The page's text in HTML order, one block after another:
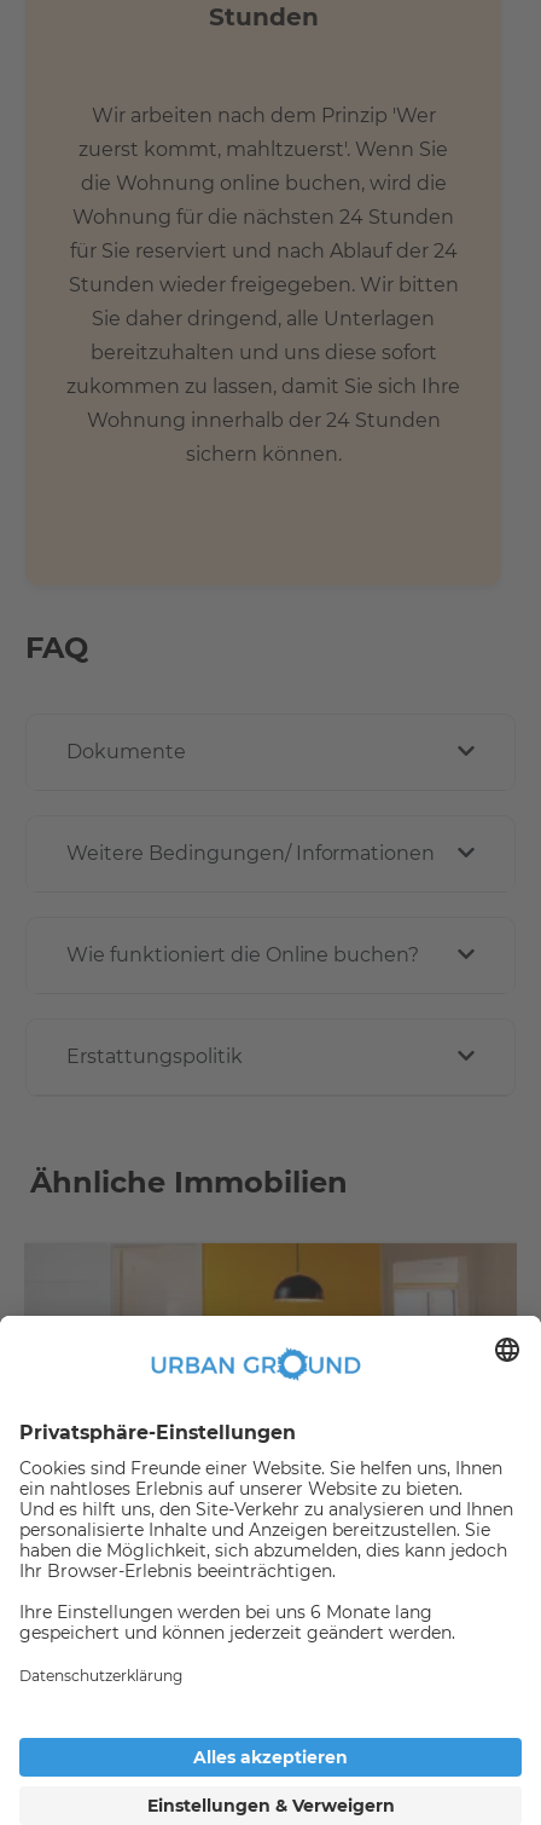
Stunden
Wir arbeiten nach dem Prinzip 'Wer
zuerst kommt, mahltzuerst'. Wenn Sie
die Wohnung online buchen, wird die
Wohnung für die nächsten 24 Stunden
für Sie reserviert und nach Ablauf der 24
Stunden wieder freigegeben. Wir bitten
Sie daher dringend, alle Unterlagen
bereitzuhalten und uns diese sofort
zukommen zu lassen, damit Sie sich Ihre
Wohnung innerhalb der 24 Stunden
sichern können.
FAQ
Dokumente
Weitere Bedingungen/ Informationen
Wie funktioniert die Online buchen?
Erstattungspolitik
Ähnliche Immobilien
€479,00 per month
Bezirk Treptow-Köpenick:Bezirk Treptow-Köpenick
10.2m 2 | WG zimmer | Voll möbliert
Apartment Online gebucht,
Verfügbar